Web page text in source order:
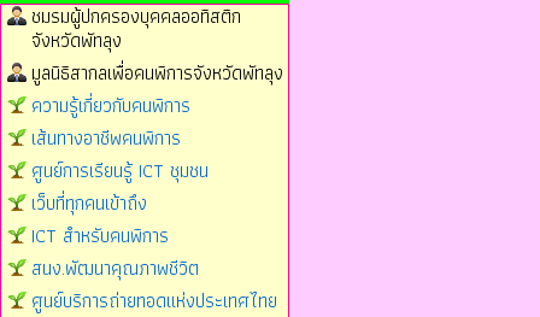
ชมรมผู้ปกครองบุคคลออทิสติก
จังหวัดพัทลุง
มูลนิธิสากลเพื่อคนพิการจังหวัดพัทลุง
ความรู้เกี่ยวกับคนพิการ
เส้นทางอาชีพคนพิการ
ศูนย์การเรียนรู้ ICT ชุมชน
เว็บที่ทุกคนเข้าถึง
ICT สำหรับคนพิการ
สนง.พัฒนาคุณภาพชีวิต
ศูนย์บริการถ่ายทอดแห่งประเทศไทย